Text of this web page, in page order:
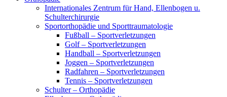
Internationales Zentrum für Hand, Ellenbogen u.
Schulterchirurgie
Sportorthopädie und Sporttraumatologie
Fußball – Sportverletzungen
Golf – Sportverletzungen
Handball – Sportverletzungen
Joggen – Sportverletzungen
Radfahren – Sportverletzungen
Tennis – Sportverletzungen
Schulter – Orthopädie